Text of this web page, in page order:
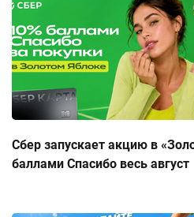
Сбер запускает акцию в
баллами Спасибо весь август